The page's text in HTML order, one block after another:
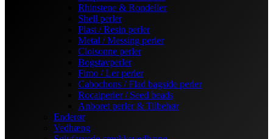
Rhinstene & Rondeller
Shell perler
Plast / Resin perler
Metal / Messing perler
Cloisonne perler
Bogstavperler
Fimo / Ler perler
Cabochons / Flad bagside perler
Rocaiperler / Seed beads
Anboret perler & Tilbehør
Enderør
Vedhæng